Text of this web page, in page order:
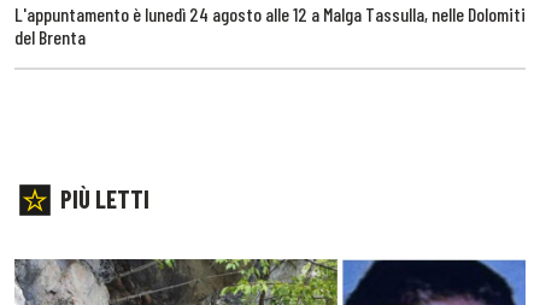
L'appuntamento è lunedì 24 agosto alle 12 a Malga Tassulla, nelle Dolomiti
del Brenta
PIÙ LETTI